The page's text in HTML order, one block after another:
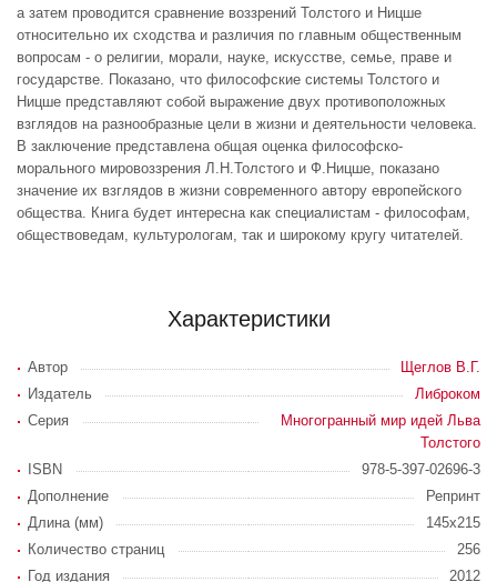
а затем проводится сравнение воззрений Толстого и Ницше
относительно их сходства и различия по главным общественным
вопросам - о религии, морали, науке, искусстве, семье, праве и
государстве. Показано, что философские системы Толстого и
Ницше представляют собой выражение двух противоположных
взглядов на разнообразные цели в жизни и деятельности человека.
В заключение представлена общая оценка философско-
морального мировоззрения Л.Н.Толстого и Ф.Ницше, показано
значение их взглядов в жизни современного автору европейского
общества. Книга будет интересна как специалистам - философам,
обществоведам, культурологам, так и широкому кругу читателей.
Характеристики
Автор
Щеглов В.Г.
Издатель
Либроком
Серия
Многогранный мир идей Льва
Толстого
ISBN
978-5-397-02696-3
Дополнение
Репринт
Длина (мм)
145х215
Количество страниц
256
Год издания
2012